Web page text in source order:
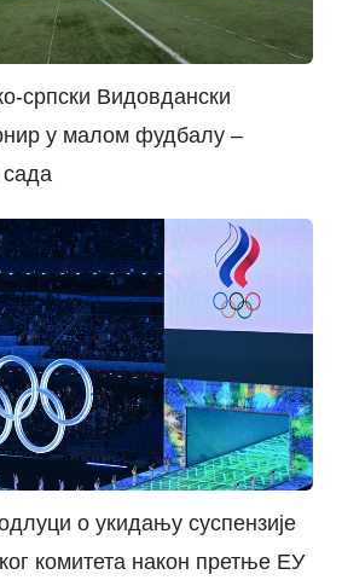
српски Видовдански
у малом фудбалу –
сада
о укидању суспензије
комитета након претње ЕУ